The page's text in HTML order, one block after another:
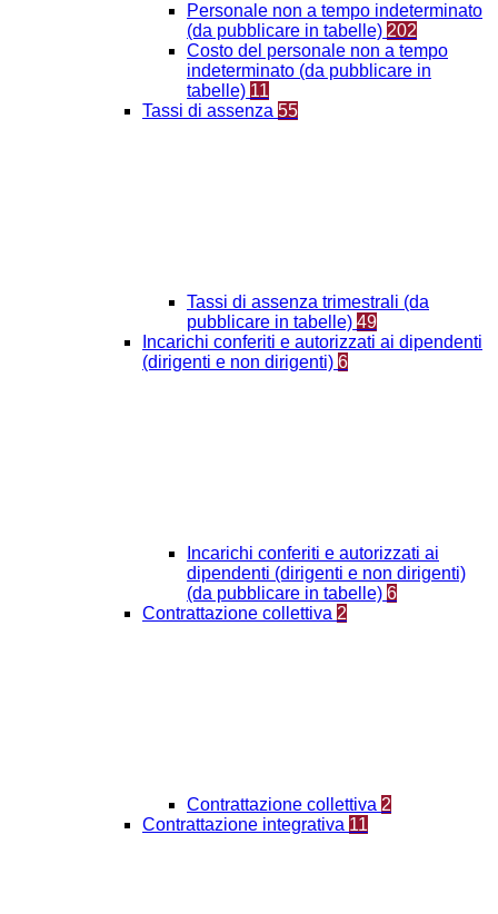
Personale non a tempo indeterminato
(da pubblicare in tabelle) 202
Costo del personale non a tempo
indeterminato (da pubblicare in
tabelle) 11
Tassi di assenza 55
Tassi di assenza trimestrali (da
pubblicare in tabelle) 49
Incarichi conferiti e autorizzati ai dipendenti
(dirigenti e non dirigenti) 6
Incarichi conferiti e autorizzati ai
dipendenti (dirigenti e non dirigenti)
(da pubblicare in tabelle) 6
Contrattazione collettiva 2
Contrattazione collettiva 2
Contrattazione integrativa 11